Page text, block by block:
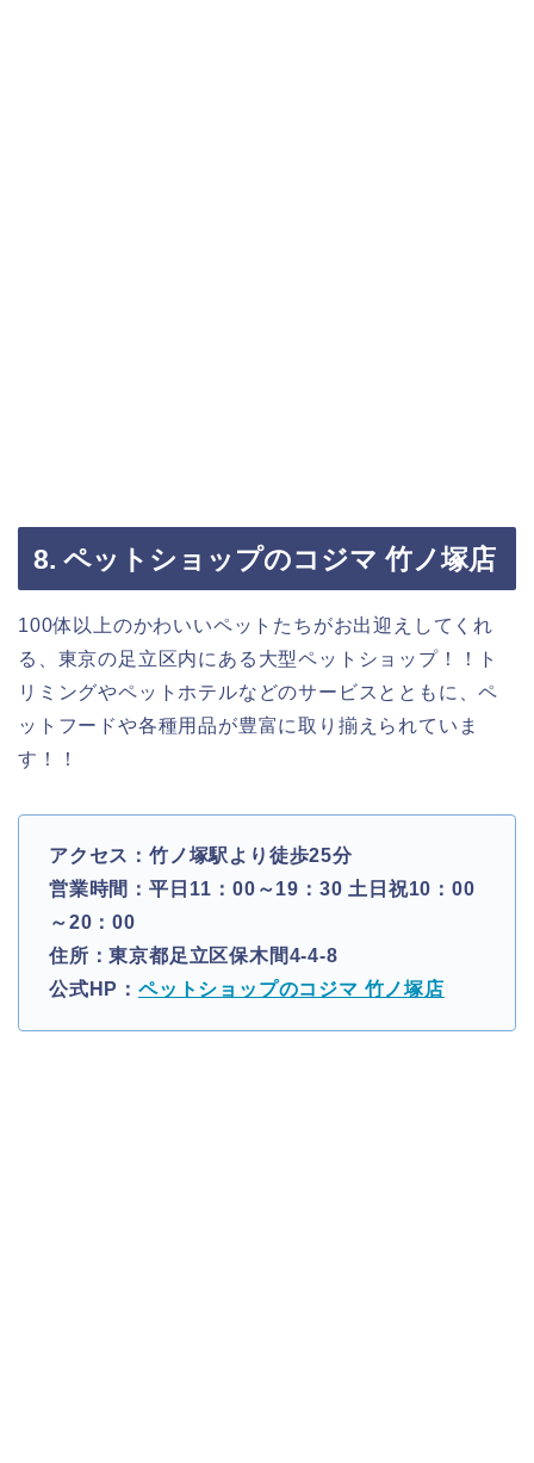
8. ペットショップのコジマ 竹ノ塚店
100体以上のかわいいペットたちがお出迎えしてくれ
る、東京の足立区内にある大型ペットショップ！！ト
リミングやペットホテルなどのサービスとともに、ペ
ットフードや各種用品が豊富に取り揃えられていま
す！！
アクセス：竹ノ塚駅より徒歩25分
営業時間：平日11：00～19：30 土日祝10：00
～20：00
住所：東京都足立区保木間4-4-8
公式HP： ペットショップのコジマ 竹ノ塚店